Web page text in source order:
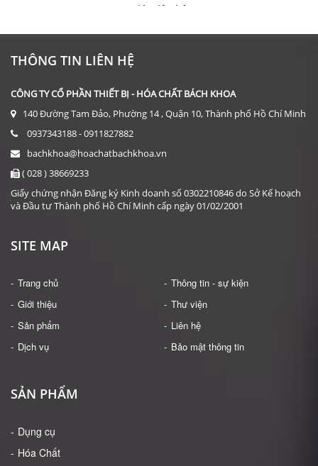
Giá: Liên hệ
ĐẶT HÀNG
THÔNG TIN LIÊN HỆ
CÔNG TY CỔ PHẦN THIẾT BỊ - HÓA CHẤT BÁCH KHOA
140 Đường Tam Đảo, Phường 14 , Quận 10, Thành phố Hồ Chí Minh
0937343188 - 0911827882
bachkhoa@hoachatbachkhoa.vn
( 028 ) 38669233
Giấy chứng nhận Đăng ký Kinh doanh số 0302210846 do Sở Kế hoạch
và Đầu tư Thành phố Hồ Chí Minh cấp ngày 01/02/2001
SITE MAP
Trang chủ
Giới thiệu
Sản phẩm
Dịch vụ
Thông tin - sự kiện
Thư viện
Liên hệ
Bảo mật thông tin
SẢN PHẨM
Dụng cụ
Hóa Chất